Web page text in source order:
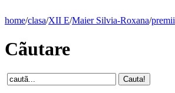
home/clasa/XII E/Maier Silvia-Roxana/premii
Cãutare